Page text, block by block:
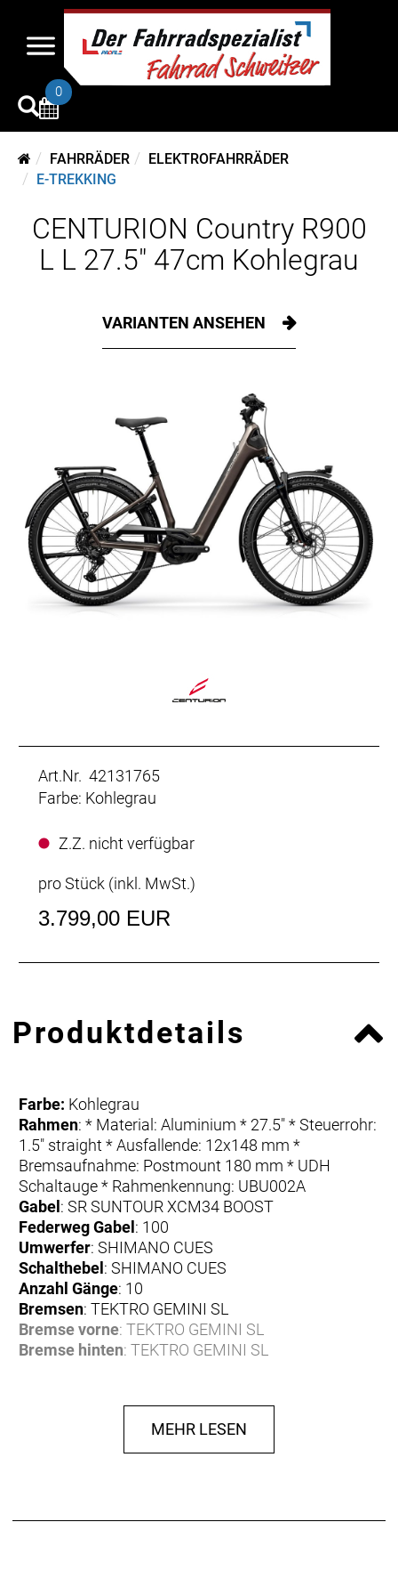
0
FAHRRÄDER
ELEKTROFAHRRÄDER
E-TREKKING
CENTURION Country R900
L L 27.5" 47cm Kohlegrau
VARIANTEN ANSEHEN
Art.Nr. 42131765
Farbe: Kohlegrau
Z.Z. nicht verfügbar
pro Stück (inkl. MwSt.)
3.799,00 EUR
Produktdetails
Farbe: Kohlegrau
Rahmen: * Material: Aluminium * 27.5" * Steuerrohr:
1.5" straight * Ausfallende: 12x148 mm *
Bremsaufnahme: Postmount 180 mm * UDH
Schaltauge * Rahmenkennung: UBU002A
Gabel: SR SUNTOUR XCM34 BOOST
Federweg Gabel: 100
Umwerfer: SHIMANO CUES
Schalthebel: SHIMANO CUES
Anzahl Gänge: 10
Bremsen: TEKTRO GEMINI SL
Bremse vorne: TEKTRO GEMINI SL
Bremse hinten: TEKTRO GEMINI SL
Bremsscheibe vorne: TEKTRO TR203-45
Bremsscheibe hinten: TEKTRO TR180-45
MEHR LESEN